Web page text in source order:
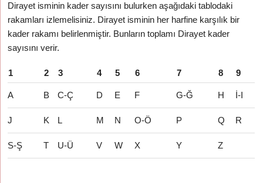
Dirayet isminin kader sayısını bulurken aşağıdaki tablodaki
rakamları izlemelisiniz. Dirayet isminin her harfine karşılık bir
kader rakamı belirlenmiştir. Bunların toplamı Dirayet kader
sayısını verir.
1 2 3 4 5 6 7 8 9
A B C-Ç D E F G-Ğ H İ-I
J K L M N O-Ö P Q R
S-Ş T U-Ü V W X Y Z